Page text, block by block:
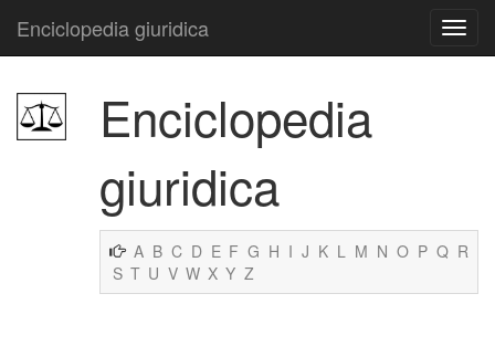
Enciclopedia giuridica
Enciclopedia
giuridica
A B C D E F G H I J K L M N O P Q R
S T U V W X Y Z